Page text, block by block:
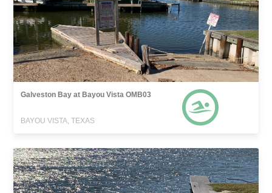
Galveston Bay at Bayou Vista OMB03
BAYOU VISTA, TEXAS